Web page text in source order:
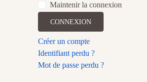
Maintenir la connexion
CONNEXION
Créer un compte
Identifiant perdu ?
Mot de passe perdu ?